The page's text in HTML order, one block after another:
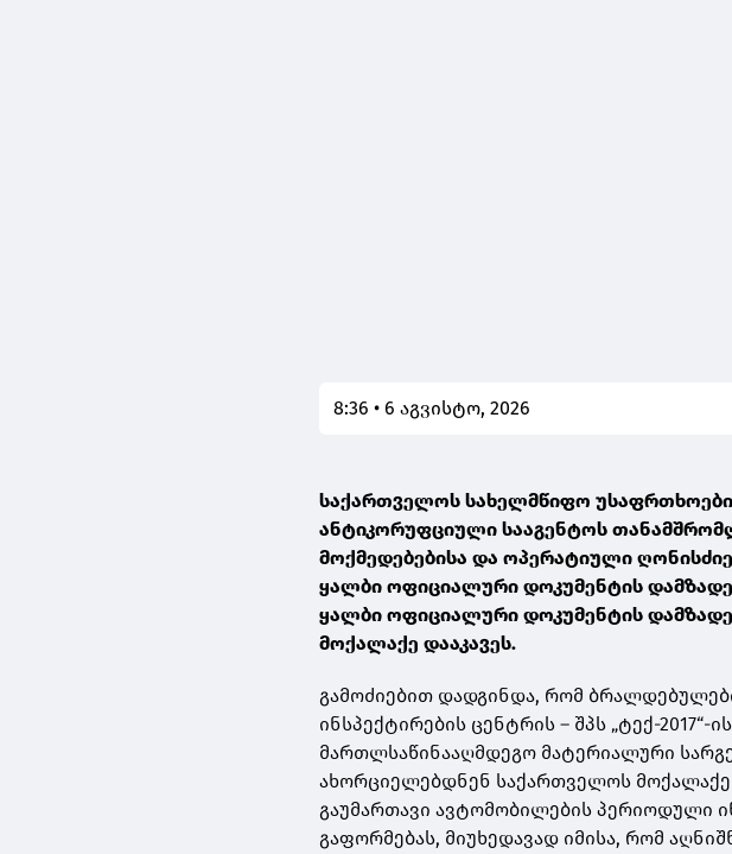
8:36 • 6 აგვისტო, 2026
საქართველოს სახელმწიფო
ანტიკორუფციული სააგენტოს
მოქმედებებისა და ოპერატიული
ყალბი ოფიციალური დოკუმენტის
ყალბი ოფიციალური დოკუმენტის
მოქალაქე დააკავეს.
გამოძიებით დადგინდა, რომ
ინსპექტირების ცენტრის – შპს „ტექ-
მართლსაწინააღმდეგო მატერიალური
ახორციელებდნენ საქართველოს
გაუმართავი ავტომობილების პერიოდული
გაფორმებას, მიუხედავად იმისა, რომ